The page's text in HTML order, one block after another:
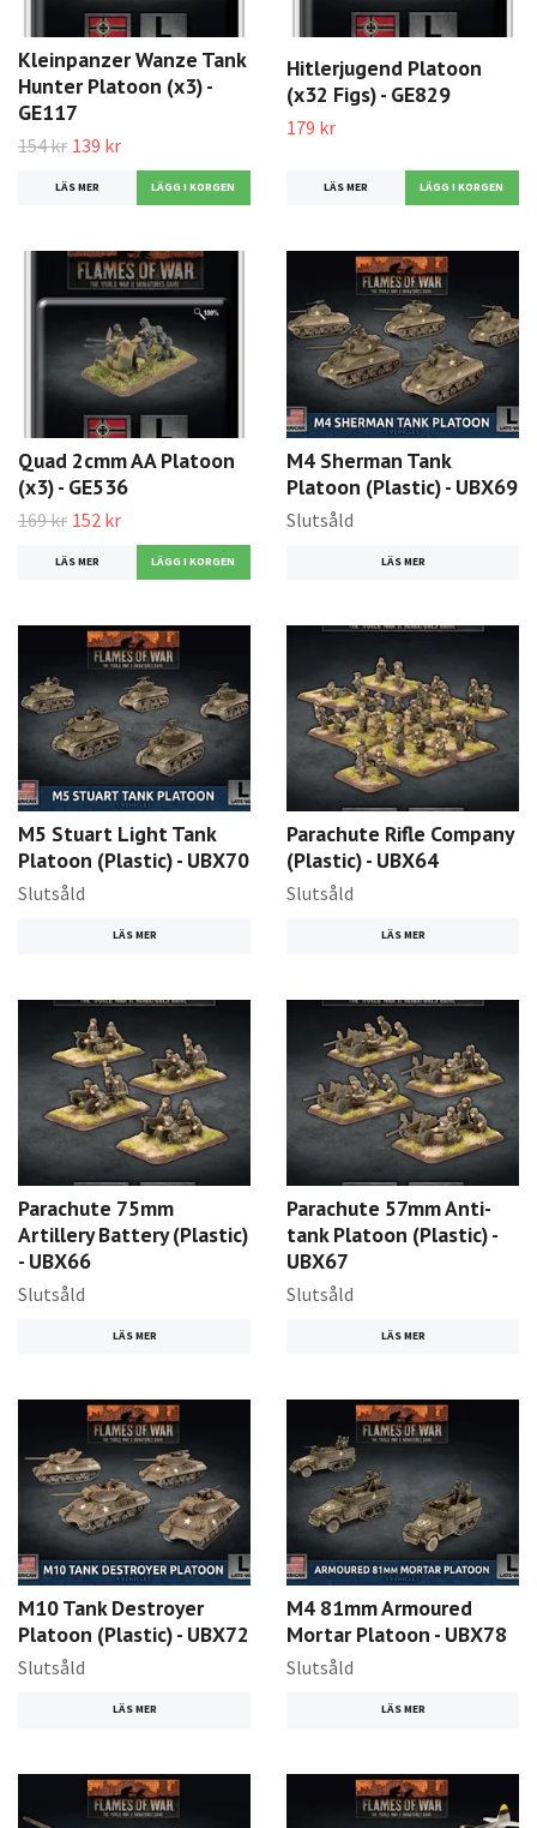
Kleinpanzer Wanze Tank
Hunter Platoon (x3) -
GE117
154 kr 139 kr
LÄS MER
Hitlerjugend Platoon
(x32 Figs) - GE829
179 kr
LÄS MER
Quad 2cmm AA Platoon
(x3) - GE536
169 kr 152 kr
LÄS MER
M4 Sherman Tank
Platoon (Plastic) - UBX69
Slutsåld
LÄS MER
M5 Stuart Light Tank
Platoon (Plastic) - UBX70
Slutsåld
LÄS MER
Parachute Rifle Company
(Plastic) - UBX64
Slutsåld
LÄS MER
Parachute 75mm
Artillery Battery (Plastic)
- UBX66
Slutsåld
LÄS MER
Parachute 57mm Anti-
tank Platoon (Plastic) -
UBX67
Slutsåld
LÄS MER
M10 Tank Destroyer
Platoon (Plastic) - UBX72
Slutsåld
LÄS MER
M4 81mm Armoured
Mortar Platoon - UBX78
Slutsåld
LÄS MER